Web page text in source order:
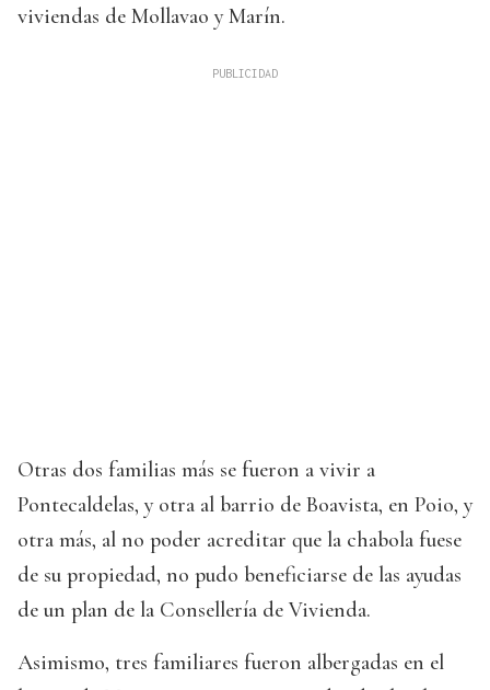
viviendas de Mollavao y Marín.
Otras dos familias más se fueron a vivir a
Pontecaldelas, y otra al barrio de Boavista, en Poio, y
otra más, al no poder acreditar que la chabola fuese
de su propiedad, no pudo beneficiarse de las ayudas
de un plan de la Consellería de Vivienda.
Asimismo, tres familiares fueron albergadas en el